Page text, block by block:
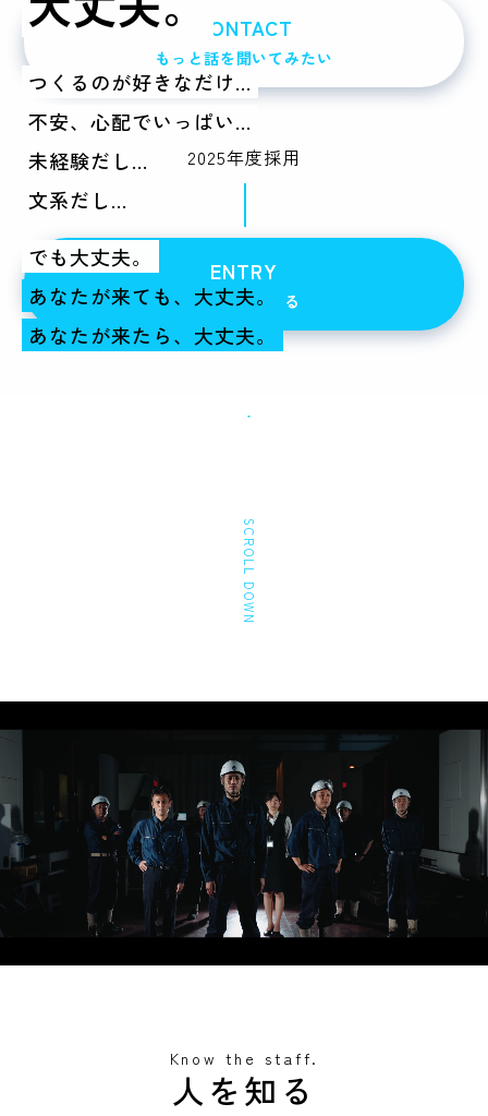
つくるのが好きなだけ...
不安、心配でいっぱい...
未経験だし...
文系だし...
でも大丈夫。
あなたが来ても、大丈夫。
あなたが来たら、大丈夫。
CONTACT
もっと話を聞いてみたい
2025年度採用
ENTRY
求人に応募する
SCROLL DOWN
Know the staff.
人を知る